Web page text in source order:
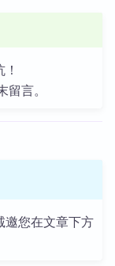
言。
邀您在文章下方